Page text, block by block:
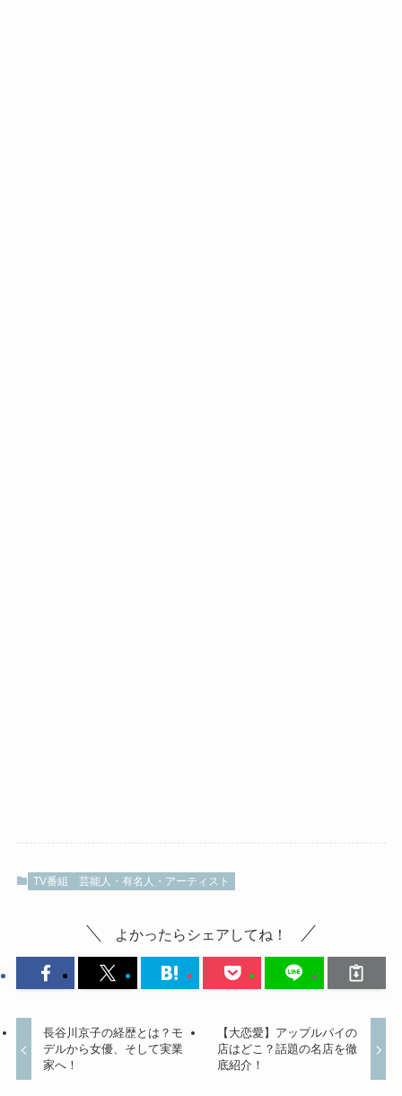
TV番組 芸能人・有名人・アーティスト
よかったらシェアしてね！
長谷川京子の経歴とは？モ
デルから女優、そして実業
家へ！
【大恋愛】アップルパイの
店はどこ？話題の名店を徹
底紹介！